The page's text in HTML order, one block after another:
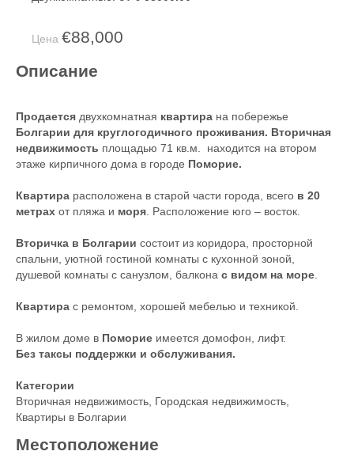
Цена €88,000
Описание
Продается двухкомнатная квартира на побережье
Болгарии для круглогодичного проживания. Вторичная
недвижимость площадью 71 кв.м. находится на втором
этаже кирпичного дома в городе Поморие.
Квартира расположена в старой части города, всего в 20
метрах от пляжа и моря. Расположение юго – восток.
Вторичка в Болгарии состоит из коридора, просторной
спальни, уютной гостиной комнаты с кухонной зоной,
душевой комнаты с санузлом, балкона с видом на море.
Квартира с ремонтом, хорошей мебелью и техникой.
В жилом доме в Поморие имеется домофон, лифт.
Без таксы поддержки и обслуживания.
Категории
Вторичная недвижимость, Городская недвижимость,
Квартиры в Болгарии
Местоположение